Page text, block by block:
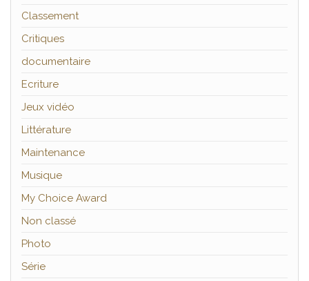
Classement
Critiques
documentaire
Ecriture
Jeux vidéo
Littérature
Maintenance
Musique
My Choice Award
Non classé
Photo
Série